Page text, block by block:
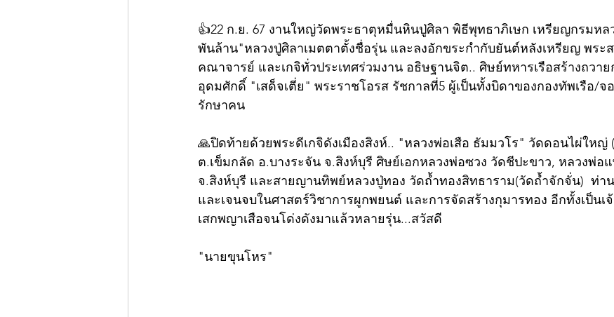
👍22 ก.ย. 67 งานใหญ่วัดพระธาตุหมื่นหินปู่ศิลา พิธีพุทธาภิเษก เหรียญกรมหล
พันล้าน"หลวงปู่ศิลาเมตตาตั้งชื่อรุ่น และลงอักขระกำกับยันต์หลังเหรียญ พร
คณาจารย์ และเกจิทั่วประเทศร่วมงาน อธิษฐานจิต.. ศิษย์ทหารเรือสร้างถวา
อุดมศักดิ์ "เสด็จเตี่ย" พระราชโอรส รัชกาลที่5 ผู้เป็นทั้งบิดาของกองทัพเรือ/จ
รักษาคน
🙏ปิดท้ายด้วยพระดีเกจิดังเมืองสิงห์.. "หลวงพ่อเสือ ธัมมวโร" วัดดอนไผ่ใหญ่
ต.เข็มกลัด อ.บางระจัน จ.สิงห์บุรี ศิษย์เอกหลวงพ่อซวง วัดชีปะขาว, หลวงพ่อ
จ.สิงห์บุรี และสายญานทิพย์หลวงปู่ทอง วัดถ้ำทองสิทธาราม(วัดถ้ำจักจั่น)  ท่า
และเจนจบในศาสตร์วิชาการผูกพยนต์ และการจัดสร้างกุมารทอง อีกทั้งเป็นเ
เสกพญาเสือจนโด่งดังมาแล้วหลายรุ่น...สวัสดี
"นายขุนโหร"